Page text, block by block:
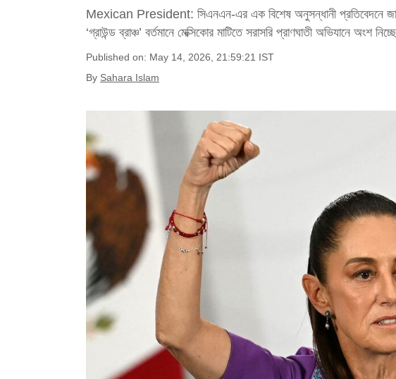
Mexican President: সিএনএন-এর এক বিশেষ অনুসন্ধানী প্রতিবেদনে
‘গ্রাউন্ড ব্রাঞ্চ’ বর্তমানে মেক্সিকোর মাটিতে সরাসরি প্রাণঘাতী অভিযানে অংশ
Published on: May 14, 2026, 21:59:21 IST
By Sahara Islam